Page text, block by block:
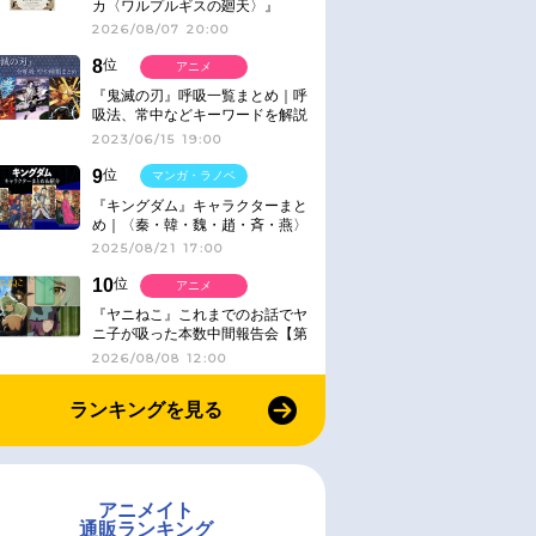
カ〈ワルプルギスの廻天〉』
IMAX同時公開決定
2026/08/07 20:00
8位
『鬼滅の刃』呼吸一覧まとめ｜呼
吸法、常中などキーワードを解説
2023/06/15 19:00
アニメ
9位
『キングダム』キャラクターまと
め｜〈秦・韓・魏・趙・斉・燕〉
2025/08/21 17:00
マンガ・ラノベ
10位
『ヤニねこ』これまでのお話でヤ
ニ子が吸った本数中間報告会【第
6話レビュー】
2026/08/08 12:00
アニメ
ランキングを見る
アニメイト
通販ランキング